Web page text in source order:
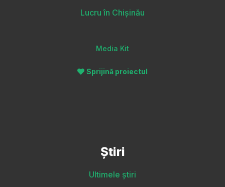
Lucru în Chișinău
Media Kit
Sprijină proiectul
Știri
Ultimele știri